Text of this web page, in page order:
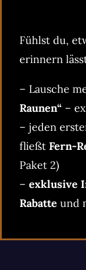
Fühlst du,
erinnern
– Lausche
Raunen“ –
– jeden
fließt Fern-
Paket 2)
– exklusive
Rabatte und